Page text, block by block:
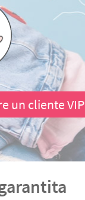
un cliente VIP